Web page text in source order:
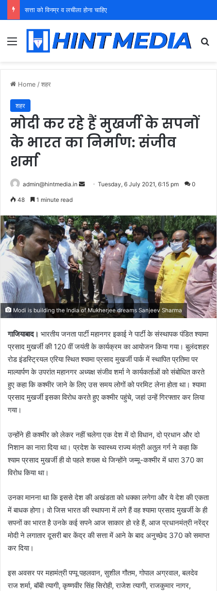
युवा शक्ति को पहचाने बूढ़ा नेतृत्व
Menu
Home /शहर
शहर
मोदी कर रहे हैं मुखर्जी के सपनों
के भारत का निर्माण: संजीव
शर्मा
admin@hintmedia.in
SendTuesday, 6 July 2021, 6:15 pm 0
48 1 minute read
Modi is building the India of Mukherjee dreams Sanjeev Sharma
गाजियाबाद। भारतीय जनता पार्टी महानगर इकाई ने पार्टी के संस्थापक पंडित श्यामा
प्रसाद मुखर्जी की 120 वीं जयंती के कार्यक्रम का आयोजन किया गया। बुलंदशहर
रोड इंडस्ट्रियल एरिया स्थित श्यामा प्रसाद मुखर्जी पार्क में स्थापित प्रतिमा पर
माल्यार्पण के उपरांत महानगर अध्यक्ष संजीव शर्मा ने कार्यकर्ताओं को संबोधित करते
हुए कहा कि कश्मीर जाने के लिए उस समय लोगों को परमिट लेना होता था। श्यामा
प्रसाद मुखर्जी इसका विरोध करते हुए कश्मीर पहुंचे, जहां उन्हें गिरफ्तार कर लिया
गया।
उन्होंने ही कश्मीर को लेकर नहीं चलेगा एक देश में दो विधान, दो प्रधान और दो
निशान का नारा दिया था। प्रदेश के स्वास्थ्य राज्य मंत्री अतुल गर्ग ने कहा कि
श्याम प्रसाद मुखर्जी ही वो पहले शख्स थे जिन्होंने जम्मू-कश्मीर में धारा 370 का
विरोध किया था।
उनका मानना था कि इससे देश की अखंडता को धक्का लगेगा और ये देश की एकता
में बाधक होगा। वो जिस भारत की स्थापना में लगे हैं वह श्यामा प्रसाद मुखर्जी के ही
सपनों का भारत है उनके कई सपने आज साकार हो रहे हैं, आज प्रधानमंत्री नरेंद्र
मोदी ने लगातार दूसरी बार केंद्र की सत्ता में आने के बाद अनुच्छेद 370 को समाप्त
कर दिया।
इस अवसर पर महामंत्री पप्पू पहलवान, सुशील गौतम, गोपाल अग्रवाल, बलदेव
राज शर्मा, बॉबी त्यागी, कृष्णवीर सिंह सिरोही, राजेश त्यागी, राजकुमार नागर,